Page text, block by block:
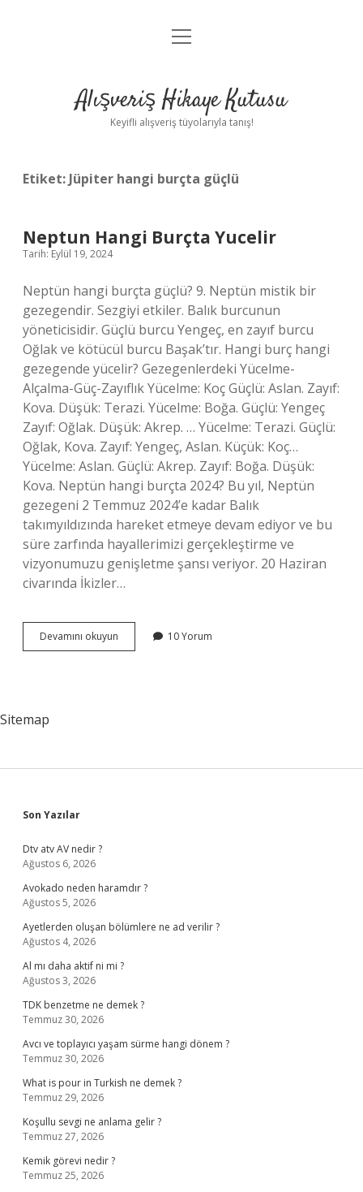
Anasayfa
Yasal Uyarı
menüyü
Alışveriş Hikaye Kutusu
Keyifli alışveriş tüyolarıyla tanış!
Etiket: Jüpiter hangi burçta güçlü
Neptun Hangi Burçta Yucelir
Tarih: Eylül 19, 2024
Neptün hangi burçta güçlü? 9. Neptün mistik bir
gezegendir. Sezgiyi etkiler. Balık burcunun
yöneticisidir. Güçlü burcu Yengeç, en zayıf burcu
Oğlak ve kötücül burcu Başak’tır. Hangi burç hangi
gezegende yücelir? Gezegenlerdeki Yücelme-
Alçalma-Güç-Zayıflık Yücelme: Koç Güçlü: Aslan. Zayıf:
Kova. Düşük: Terazi. Yücelme: Boğa. Güçlü: Yengeç
Zayıf: Oğlak. Düşük: Akrep. … Yücelme: Terazi. Güçlü:
Oğlak, Kova. Zayıf: Yengeç, Aslan. Küçük: Koç…
Yücelme: Aslan. Güçlü: Akrep. Zayıf: Boğa. Düşük:
Kova. Neptün hangi burçta 2024? Bu yıl, Neptün
gezegeni 2 Temmuz 2024’e kadar Balık
takımyıldızında hareket etmeye devam ediyor ve bu
süre zarfında hayallerimizi gerçekleştirme ve
vizyonumuzu genişletme şansı veriyor. 20 Haziran
civarında İkizler…
Devamını okuyun
Hangi
10 Yorum
Sitemap
Sidebar
Son Yazılar
Dtv atv AV nedir ?
Ağustos 6, 2026
Avokado neden haramdır ?
Ağustos 5, 2026
Ayetlerden oluşan bölümlere ne ad verilir ?
Ağustos 4, 2026
Al mı daha aktif ni mi ?
Ağustos 3, 2026
TDK benzetme ne demek ?
Temmuz 30, 2026
Avcı ve toplayıcı yaşam sürme hangi dönem ?
Temmuz 30, 2026
What is pour in Turkish ne demek ?
Temmuz 29, 2026
Koşullu sevgi ne anlama gelir ?
Temmuz 27, 2026
Kemik görevi nedir ?
Temmuz 25, 2026